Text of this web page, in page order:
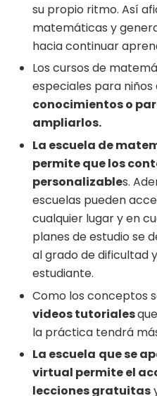
su propio ritmo. Así
matemáticas y
hacia continuar
Los cursos de
especiales para niños
conocimientos o
ampliarlos.
La escuela de
permite que los
personalizables.
escuelas pueden
cualquier lugar y en
planes de estudio se
al grado de dificultad
estudiante.
Como los conceptos
videos tutoriales
la práctica tendrá
La escuela que se
virtual permite el
lecciones gratuitas